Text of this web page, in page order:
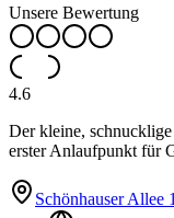
Unsere Bewertung
4.6
Der kleine,
erster Anlaufpunkt für
Schönhauser Allee